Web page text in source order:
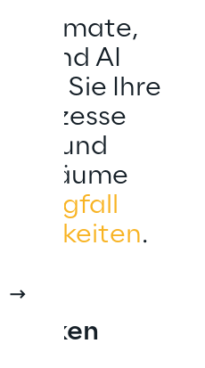
und AI
Sie Ihre
und
Wegfall
.